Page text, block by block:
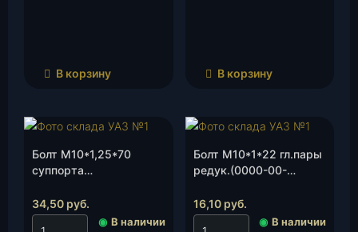
В корзину В корзину
Болт М10*1,25*70
суппорта
9377 1687), шт.
34,50 руб.
◉ В наличии
Болт М10*1*22 гл.пары
редук.(0000-00-
16,10 руб.
◉ В наличии